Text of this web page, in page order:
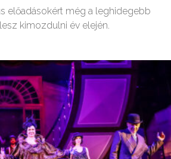
előadásokért még a leghidegebb
kimozdulni év elején.